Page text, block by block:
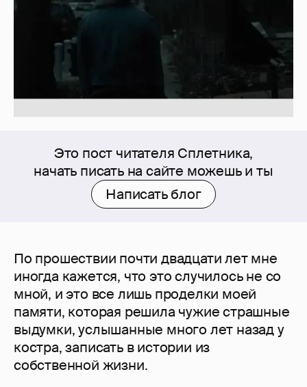
Это пост читателя Сплетника,
начать писать на сайте можешь и ты
Написать блог
По прошествии почти двадцати лет мне
иногда кажется, что это случилось не со
мной, и это все лишь проделки моей
памяти, которая решила чужие страшные
выдумки, услышанные много лет назад у
костра, записать в истории из
собственной жизни.